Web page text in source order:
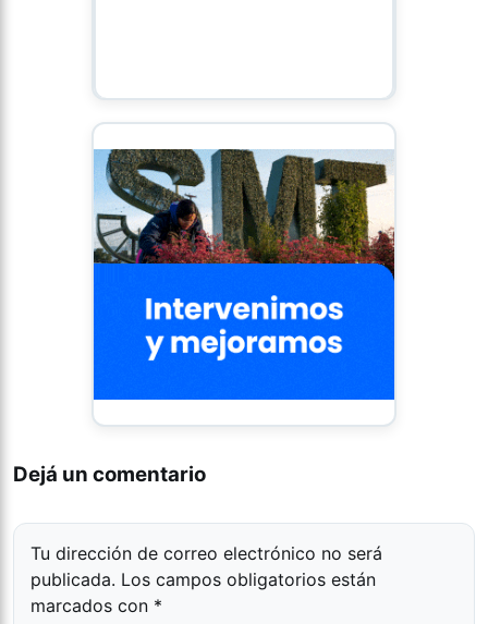
Dejá un comentario
Tu dirección de correo electrónico no será
publicada. Los campos obligatorios están
marcados con *